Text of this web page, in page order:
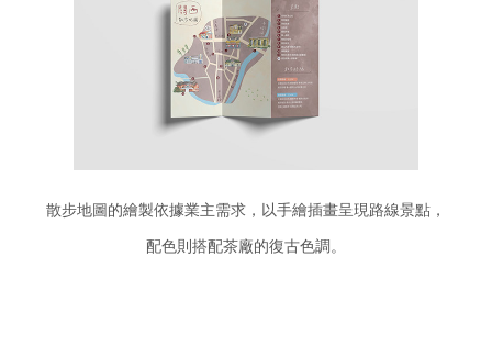
散步地圖的繪製依據業主需求，以手繪插畫呈現路線景點，
配色則搭配茶廠的復古色調。